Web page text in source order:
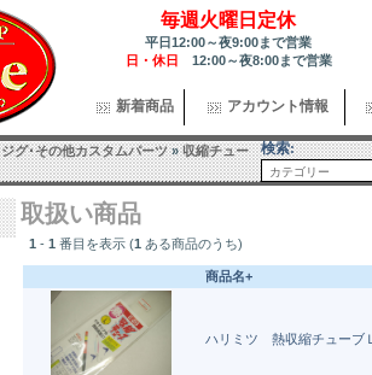
毎週火曜日定休
平日12:00～夜9:00まで営業
日・休日 12:00～夜8:00まで営業
新着商品 アカウント情報
グ･その他カスタムパーツ»収縮チュー
検索:
取扱い商品
1 - 1 番目を表示 (1 ある商品のうち)
商品名+
ハリミツ 熱収縮チューブＬ